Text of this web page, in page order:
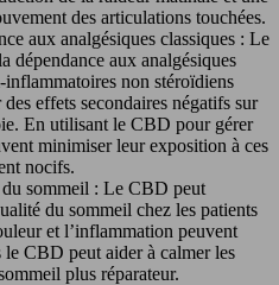
des articulations touchées.
aux analgésiques classiques : Le
dépendance aux analgésiques
inflammatoires non stéroïdiens
effets secondaires négatifs sur
En utilisant le CBD pour gérer
minimiser leur exposition à ces
nocifs.
sommeil : Le CBD peut
du sommeil chez les patients
et l’inflammation peuvent
CBD peut aider à calmer les
plus réparateur.